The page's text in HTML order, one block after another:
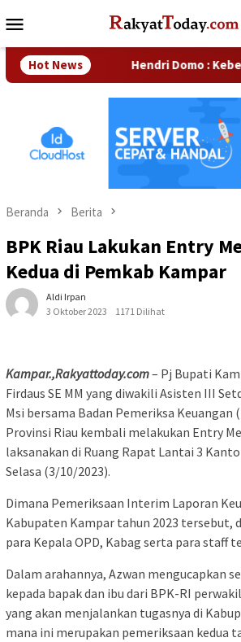
ke
Mobile
Hot News Hendri Domo :
Beranda Berita
BPK Riau Lakukan Entry
Kedua di Pemkab Kampar
Aldi Irpan
3 Oktober 2023
1171 Dilihat
Kampar.,Rakyattoday.com– Pj Bupati
Firdaus SE MM yang diwakili Asisten III
Msi bersama Badan Pemeriksa Keuangan
Provinsi Riau kembali melakukan Entry
laksanakan di Ruang Rapat Lantai 3
Selasa (3/10/2023).
Dimana Pemeriksaan Interim Laporan
Kabupaten Kampar tahun 2023 tersebut,
para Kepala OPD, Kabag serta para staff
Dalam arahannya, Azwan mengucapkan
kepada bapak dan ibu dari BPK-RI
yang akan menjalankan tugasnya di
mana ini merupakan pemeriksaan kedua